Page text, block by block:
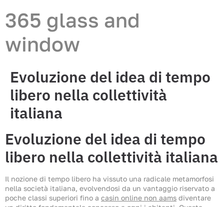
365 glass and
window
Evoluzione del idea di tempo
libero nella collettività
italiana
Evoluzione del idea di tempo
libero nella collettività italiana
Il nozione di tempo libero ha vissuto una radicale metamorfosi
nella società italiana, evolvendosi da un vantaggio riservato a
poche classi superiori fino a casin online non aams diventare